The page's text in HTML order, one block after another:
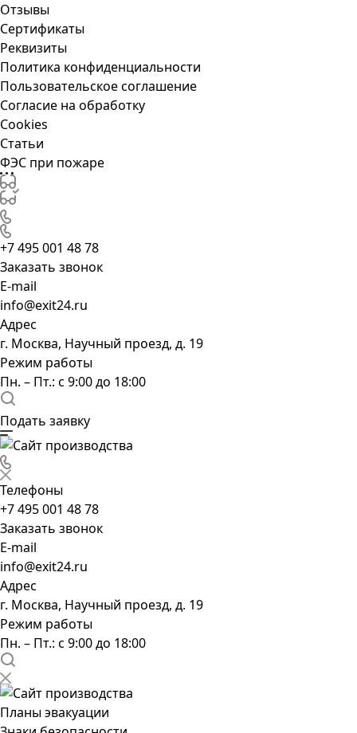
Отзывы
Сертификаты
Реквизиты
Политика конфиденциальности
Пользовательское соглашение
Согласие на обработку
Cookies
Статьи
ФЭС при пожаре
+7 495 001 48 78
Заказать звонок
E-mail
info@exit24.ru
Адрес
г. Москва, Научный проезд, д. 19
Режим работы
Пн. – Пт.: с 9:00 до 18:00
Подать заявку
Телефоны
+7 495 001 48 78
Заказать звонок
E-mail
info@exit24.ru
Адрес
г. Москва, Научный проезд, д. 19
Режим работы
Пн. – Пт.: с 9:00 до 18:00
Планы эвакуации